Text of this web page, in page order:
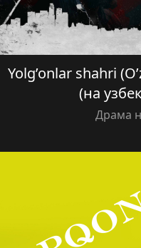
Yolg’onlar shahri
(на
Драма